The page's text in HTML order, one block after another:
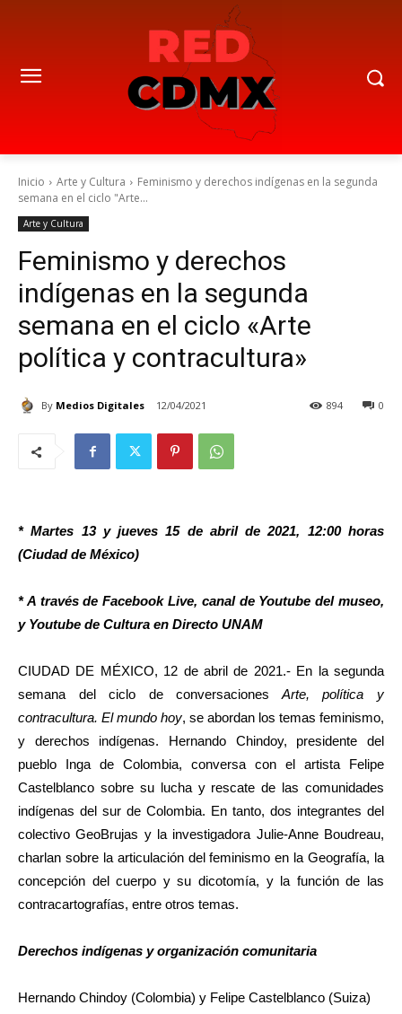
Inicio Arte y Cultura
Feminismo y derechos indígenas en la segunda
semana en el ciclo "Arte...
Arte y Cultura
Feminismo y derechos
indígenas en la segunda
semana en el ciclo «Arte
política y contracultura»
By Medios Digitales 12/04/2021 0
894
* Martes 13 y jueves 15 de abril de 2021, 12:00 horas
(Ciudad de México)
* A través de Facebook Live, canal de Youtube del museo,
y Youtube de Cultura en Directo UNAM
CIUDAD DE MÉXICO, 12 de abril de 2021.- En la segunda
semana del ciclo de conversaciones Arte, política y
contracultura. El mundo hoy, se abordan los temas feminismo,
y derechos indígenas. Hernando Chindoy, presidente del
pueblo Inga de Colombia, conversa con el artista Felipe
Castelblanco sobre su lucha y rescate de las comunidades
indígenas del sur de Colombia. En tanto, dos integrantes del
colectivo GeoBrujas y la investigadora Julie-Anne Boudreau,
charlan sobre la articulación del feminismo en la Geografía, la
concepción del cuerpo y su dicotomía, y la función de las
contracartografías, entre otros temas.
Derechos indígenas y organización comunitaria
Hernando Chindoy (Colombia) y Felipe Castelblanco (Suiza)